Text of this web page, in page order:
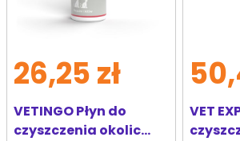
VETINGO Płyn do
czyszczenia okolic
26,25 zł
VET